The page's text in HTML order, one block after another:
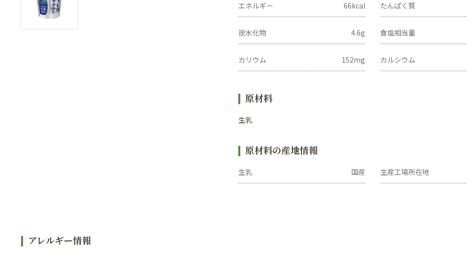
エネルギー 66kcal たんぱく質
炭水化物 4.6g 食塩相当量
カリウム 152mg カルシウム
原材料
生乳
原材料の産地情報
生乳 国産 生産工場所在地
アレルギー情報